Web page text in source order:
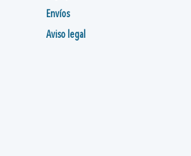
Envíos
Aviso legal